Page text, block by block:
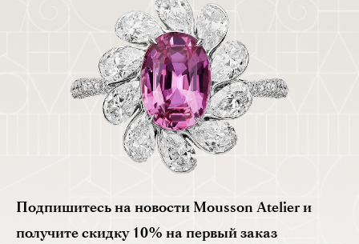
Подпишитесь на новости Mousson Atelier и
получите скидку 10% на первый заказ